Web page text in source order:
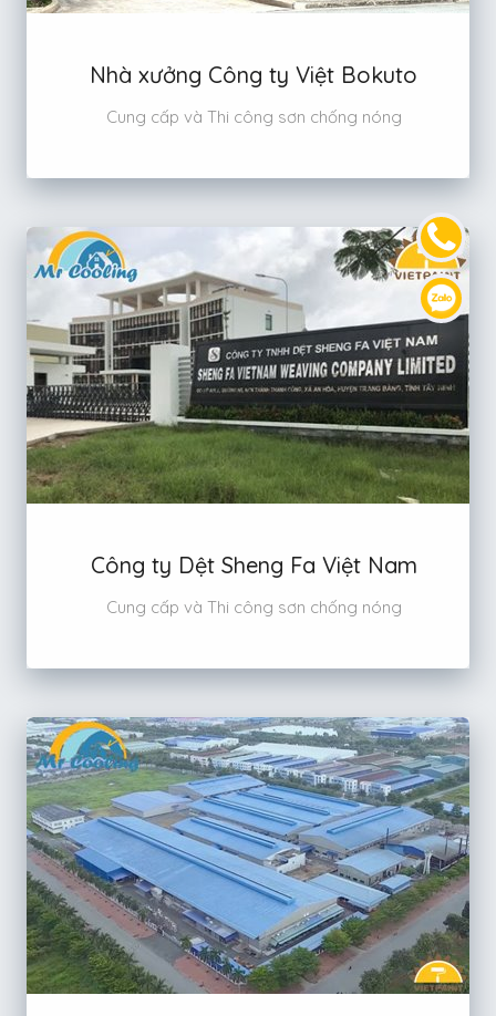
Nhà xưởng Công ty Việt Bokuto
Cung cấp và Thi công sơn chống nóng
Công ty Dệt Sheng Fa Việt Nam
Cung cấp và Thi công sơn chống nóng